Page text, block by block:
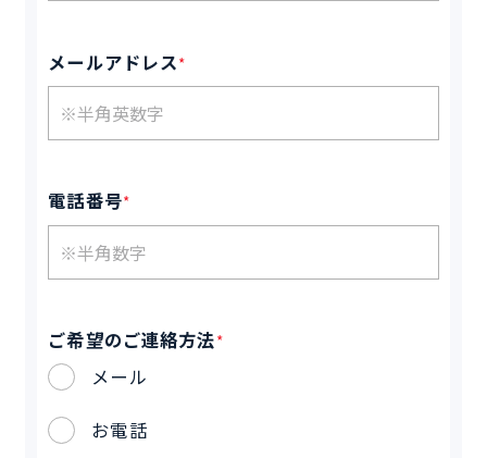
メールアドレス*
電話番号*
ご希望のご連絡方法*
メール
お電話